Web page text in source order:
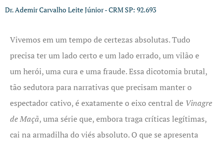
Dr. Ademir Carvalho Leite Júnior - CRM SP: 92.693
Vivemos em um tempo de certezas absolutas. Tudo
precisa ter um lado certo e um lado errado, um vilão e
um herói, uma cura e uma fraude. Essa dicotomia brutal,
tão sedutora para narrativas que precisam manter o
espectador cativo, é exatamente o eixo central de Vinagre
de Maçã, uma série que, embora traga críticas legítimas,
cai na armadilha do viés absoluto. O que se apresenta